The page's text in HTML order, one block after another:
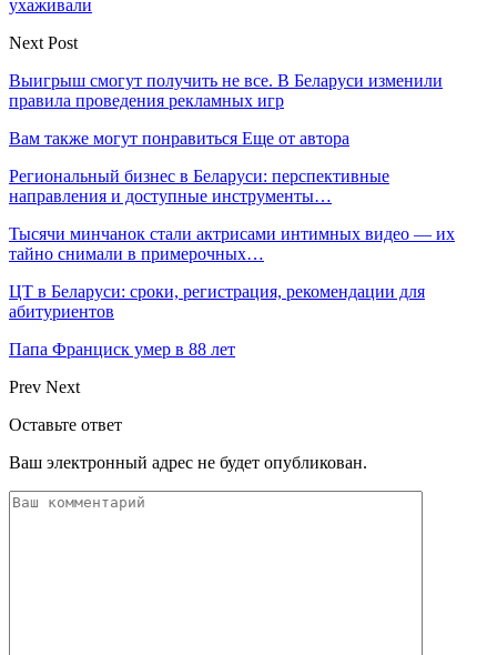
ухаживали
Next Post
Выигрыш смогут получить не все. В Беларуси изменили
правила проведения рекламных игр
Вам также могут понравиться Еще от автора
Региональный бизнес в Беларуси: перспективные
направления и доступные инструменты…
Тысячи минчанок стали актрисами интимных видео — их
тайно снимали в примерочных…
ЦТ в Беларуси: сроки, регистрация, рекомендации для
абитуриентов
Папа Франциск умер в 88 лет
Prev Next
Оставьте ответ
Ваш электронный адрес не будет опубликован.